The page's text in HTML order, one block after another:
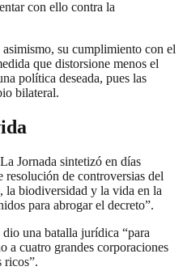
con ello contra la
su cumplimiento con el
que distorsione menos el
política deseada, pues las
bilateral.
Jornada sintetizó en días
resolución de controversias del
biodiversidad y la vida en la
para abrogar el decreto”.
una batalla jurídica “para
a cuatro grandes corporaciones
ricos”.